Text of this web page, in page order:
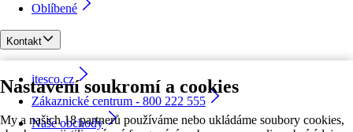
Nastavení soukromí a cookies
My a našich 18 partnerů používáme nebo ukládáme soubory cookies,
Oblíbené
Kontakt
itesco.cz
Zákaznické centrum - 800 222 555
Naše obchody